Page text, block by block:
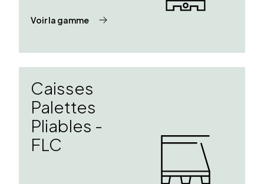
Voir la gamme
Caisses
Palettes
Pliables -
FLC